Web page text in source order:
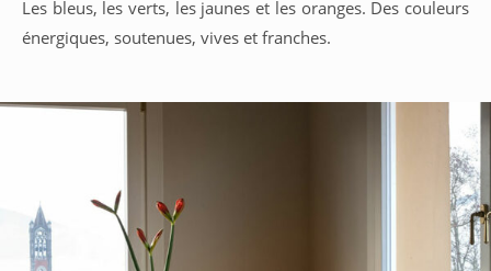
Les bleus, les verts, les jaunes et les oranges. Des couleurs
énergiques, soutenues, vives et franches.